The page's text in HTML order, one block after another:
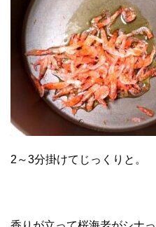
2～3分掛けてじっくりと。